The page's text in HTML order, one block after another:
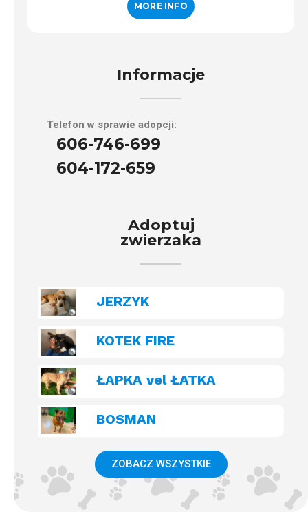
MORE INFO
Informacje
Telefon w sprawie adopcji:
606-746-699
604-172-659
Adoptuj
zwierzaka
JERZYK
KOTEK FIRE
ŁAPKA vel ŁATKA
BOSMAN
ZOBACZ WSZYSTKIE